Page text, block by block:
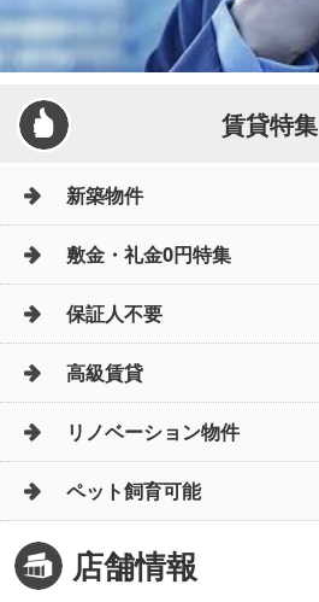
賃貸特集
新築物件
敷金・礼金0円特集
保証人不要
高級賃貸
リノベーション物件
ペット飼育可能
店舗情報